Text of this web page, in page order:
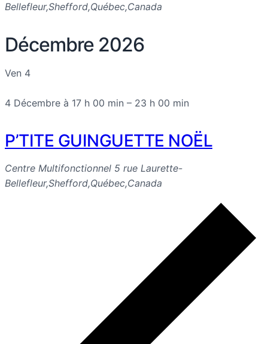
Bellefleur,Shefford,Québec,Canada
Décembre 2026
Ven 4
4 Décembre à 17 h 00 min – 23 h 00 min
P’TITE GUINGUETTE NOËL
Centre Multifonctionnel 5 rue Laurette-
Bellefleur,Shefford,Québec,Canada